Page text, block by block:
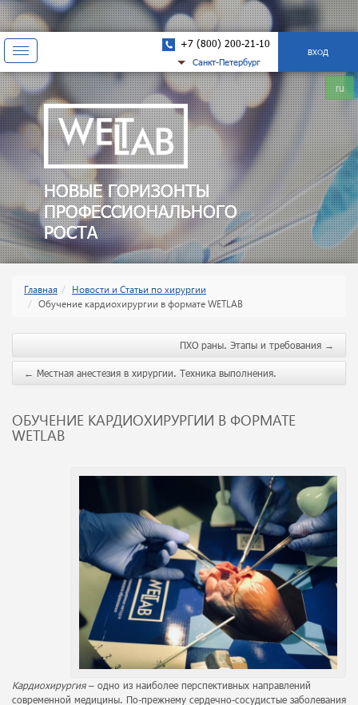
Показать
+7 (800) 200-21-10
ВХОД
ru
Санкт-Петербург
НОВЫЕ ГОРИЗОНТЫ
ПРОФЕССИОНАЛЬНОГО
РОСТА
Главная
Новости и Статьи по хирургии
Обучение кардиохирургии в формате WETLAB
ПХО раны. Этапы и требования →
← Местная анестезия в хирургии. Техника выполнения.
ОБУЧЕНИЕ КАРДИОХИРУРГИИ В ФОРМАТЕ
WETLAB
Кардиохирургия– одно из наиболее перспективных направлений
современной медицины. По-прежнему сердечно-сосудистые заболевания